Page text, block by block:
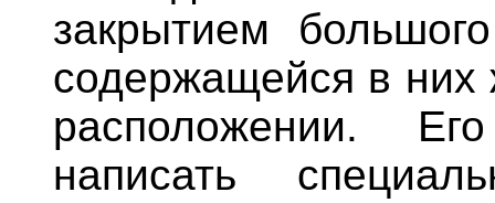
закрытием
содержащейся в
расположении.
написать